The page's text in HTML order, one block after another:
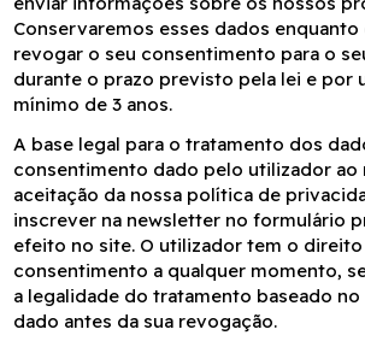
Conservaremos esses dados
revogar o seu consentimento para o
durante o prazo previsto pela lei e por
mínimo de 3 anos.
A base legal para o tratamento dos
consentimento dado pelo utilizador ao
aceitação da nossa política de
inscrever na newsletter no formulário
efeito no site. O utilizador tem o
consentimento a qualquer momento,
a legalidade do tratamento baseado
dado antes da sua revogação.